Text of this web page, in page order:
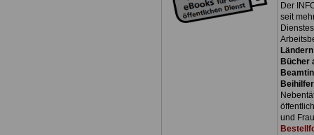
Der
seit
Ländern
Bücher
und